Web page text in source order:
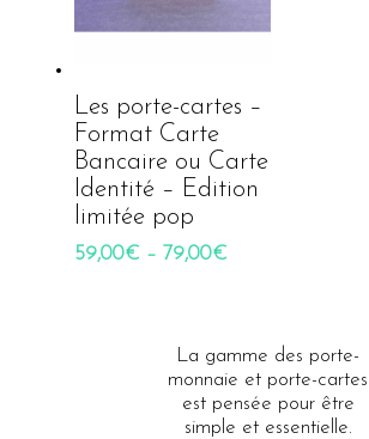
Les porte-cartes –
Format Carte
Bancaire ou Carte
Identité – Edition
limitée pop
59,00€ – 79,00€
La gamme des porte-
monnaie et porte-cartes
est pensée pour être
simple et essentielle.